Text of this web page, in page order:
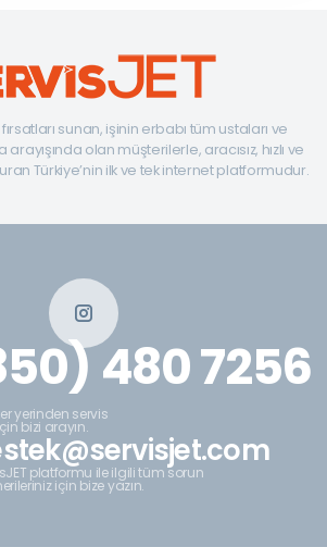
fırsatları sunan, işinin erbabı tüm ustaları ve
olan müşterilerle, aracısız, hızlı ve
Türkiye’nin ilk ve tek internet platformudur.
480 7256
yerinden servis
bizi arayın.
platformu ile ilgili tüm sorun
için bize yazın.